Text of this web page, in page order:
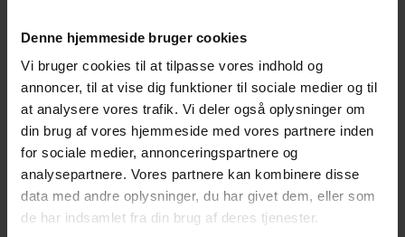
Denne hjemmeside bruger cookies
Vi bruger cookies til at tilpasse vores indhold og
annoncer, til at vise dig funktioner til sociale medier og til
at analysere vores trafik. Vi deler også oplysninger om
din brug af vores hjemmeside med vores partnere inden
for sociale medier, annonceringspartnere og
analysepartnere. Vores partnere kan kombinere disse
data med andre oplysninger, du har givet dem, eller som
de har indsamlet fra din brug af deres tjenester.
Rapportering
konsolideret
porteføljeafkast
– én rapport
indeholdende
samtlige
forvalteres
afkast og
samtlige
selskaber og
Et samlet overblik
formue og
formueforvaltning
løbende over året.
bogføringsloven.
Overholdelse af